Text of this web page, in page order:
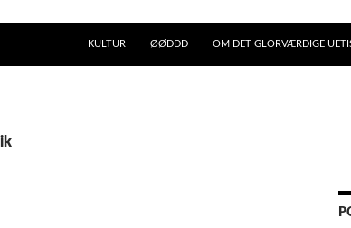
KULTUR ØØDDD OM DET GLORVÆRDIGE